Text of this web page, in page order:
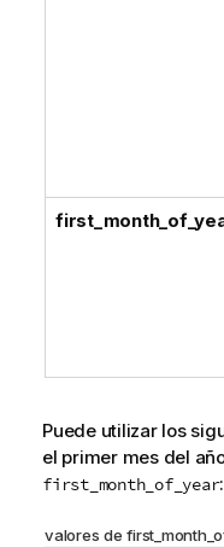
Puede utilizar los
el primer mes del
first_month_of_year:
valores de